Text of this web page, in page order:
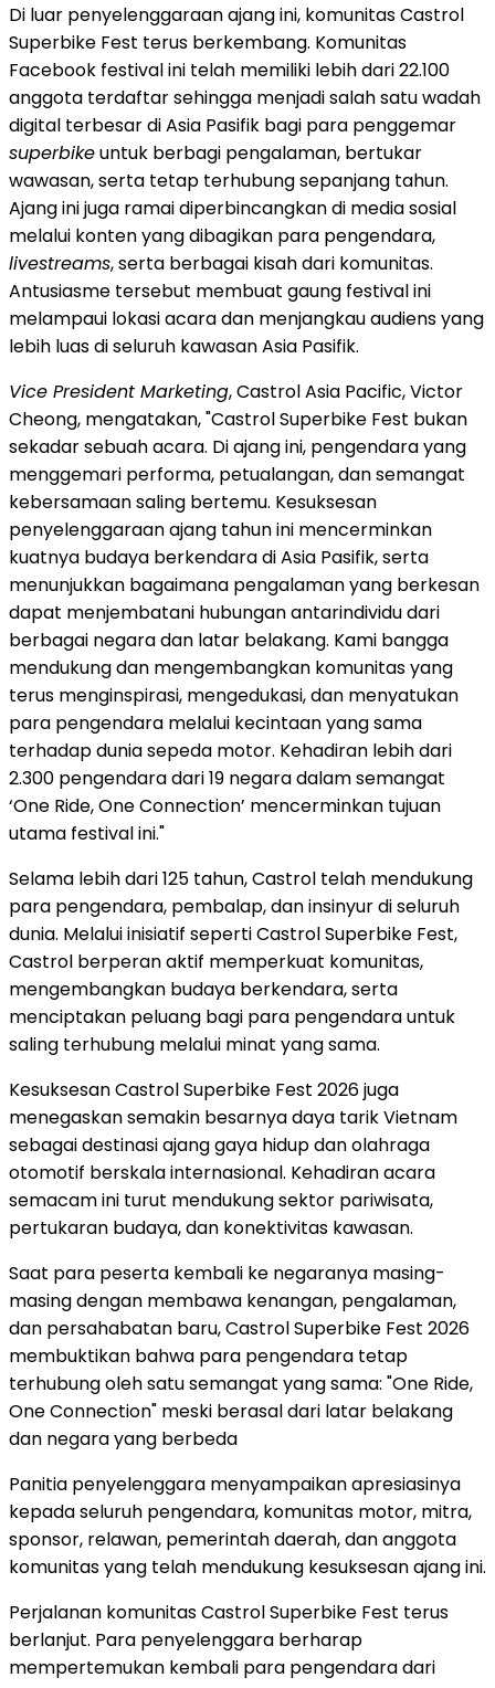
Di luar penyelenggaraan ajang ini, komunitas Castrol
Superbike Fest terus berkembang. Komunitas
Facebook festival ini telah memiliki lebih dari 22.100
anggota terdaftar sehingga menjadi salah satu wadah
digital terbesar di Asia Pasifik bagi para penggemar
superbikeuntuk berbagi pengalaman, bertukar
wawasan, serta tetap terhubung sepanjang tahun.
Ajang ini juga ramai diperbincangkan di media sosial
melalui konten yang dibagikan para pengendara,
livestreams, serta berbagai kisah dari komunitas.
Antusiasme tersebut membuat gaung festival ini
melampaui lokasi acara dan menjangkau audiens yang
lebih luas di seluruh kawasan Asia Pasifik.
Vice President Marketing, Castrol Asia Pacific, Victor
Cheong, mengatakan, "Castrol Superbike Fest bukan
sekadar sebuah acara. Di ajang ini, pengendara yang
menggemari performa, petualangan, dan semangat
kebersamaan saling bertemu. Kesuksesan
penyelenggaraan ajang tahun ini mencerminkan
kuatnya budaya berkendara di Asia Pasifik, serta
menunjukkan bagaimana pengalaman yang berkesan
dapat menjembatani hubungan antarindividu dari
berbagai negara dan latar belakang. Kami bangga
mendukung dan mengembangkan komunitas yang
terus menginspirasi, mengedukasi, dan menyatukan
para pengendara melalui kecintaan yang sama
terhadap dunia sepeda motor. Kehadiran lebih dari
2.300 pengendara dari 19 negara dalam semangat
‘One Ride, One Connection’ mencerminkan tujuan
utama festival ini."
Selama lebih dari 125 tahun, Castrol telah mendukung
para pengendara, pembalap, dan insinyur di seluruh
dunia. Melalui inisiatif seperti Castrol Superbike Fest,
Castrol berperan aktif memperkuat komunitas,
mengembangkan budaya berkendara, serta
menciptakan peluang bagi para pengendara untuk
saling terhubung melalui minat yang sama.
Kesuksesan Castrol Superbike Fest 2026 juga
menegaskan semakin besarnya daya tarik Vietnam
sebagai destinasi ajang gaya hidup dan olahraga
otomotif berskala internasional. Kehadiran acara
semacam ini turut mendukung sektor pariwisata,
pertukaran budaya, dan konektivitas kawasan.
Saat para peserta kembali ke negaranya masing-
masing dengan membawa kenangan, pengalaman,
dan persahabatan baru, Castrol Superbike Fest 2026
membuktikan bahwa para pengendara tetap
terhubung oleh satu semangat yang sama: "One Ride,
One Connection" meski berasal dari latar belakang
dan negara yang berbeda
Panitia penyelenggara menyampaikan apresiasinya
kepada seluruh pengendara, komunitas motor, mitra,
sponsor, relawan, pemerintah daerah, dan anggota
komunitas yang telah mendukung kesuksesan ajang ini.
Perjalanan komunitas Castrol Superbike Fest terus
berlanjut. Para penyelenggara berharap
mempertemukan kembali para pengendara dari